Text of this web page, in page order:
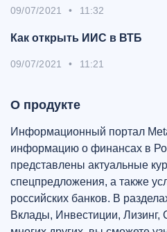
09/07/2021 • 11:32
Как открыть ИИС в ВТБ
09/07/2021 • 11:21
О продукте
Информационный портал
информацию о финансах в
представлены актуальные
спецпредложения, а также
российских банков. В
Вклады, Инвестиции, Лизинг,